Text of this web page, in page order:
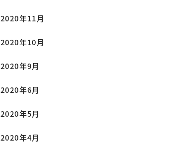
2020年11月
2020年10月
2020年9月
2020年6月
2020年5月
2020年4月